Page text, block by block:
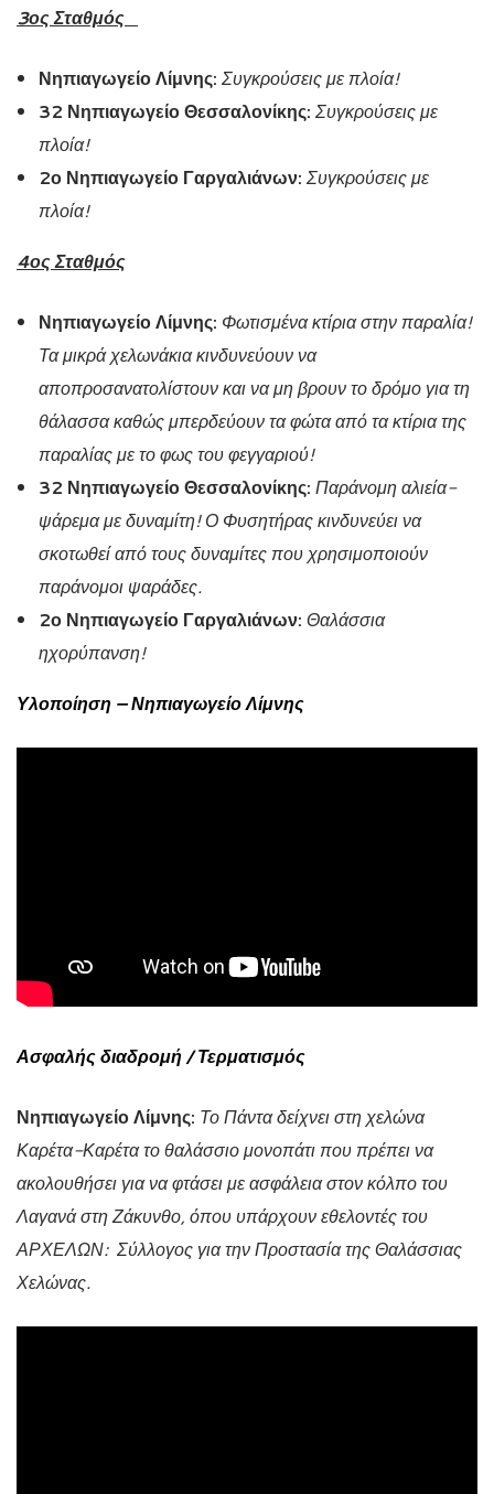
3ος Σταθμός
Νηπιαγωγείο Λίμνης: Συγκρούσεις με πλοία!
32 Νηπιαγωγείο Θεσσαλονίκης: Συγκρούσεις με
πλοία!
2ο Νηπιαγωγείο Γαργαλιάνων: Συγκρούσεις με
πλοία!
4ος Σταθμός
Νηπιαγωγείο Λίμνης: Φωτισμένα κτίρια στην παραλία!
Τα μικρά χελωνάκια κινδυνεύουν να
αποπροσανατολίστουν και να μη βρουν το δρόμο για τη
θάλασσα καθώς μπερδεύουν τα φώτα από τα κτίρια της
παραλίας με το φως του φεγγαριού!
32 Νηπιαγωγείο Θεσσαλονίκης: Παράνομη αλιεία-
ψάρεμα με δυναμίτη! Ο Φυσητήρας κινδυνεύει να
σκοτωθεί από τους δυναμίτες που χρησιμοποιούν
παράνομοι ψαράδες.
2ο Νηπιαγωγείο Γαργαλιάνων: Θαλάσσια
ηχορύπανση!
Υλοποίηση – Νηπιαγωγείο Λίμνης
Ασφαλής διαδρομή / Τερματισμός
Νηπιαγωγείο Λίμνης: Το Πάντα δείχνει στη χελώνα
Καρέτα-Καρέτα το θαλάσσιο μονοπάτι που πρέπει να
ακολουθήσει για να φτάσει με ασφάλεια στον κόλπο του
Λαγανά στη Ζάκυνθο, όπου υπάρχουν εθελοντές του
ΑΡΧΕΛΩΝ: Σύλλογος για την Προστασία της Θαλάσσιας
Χελώνας.